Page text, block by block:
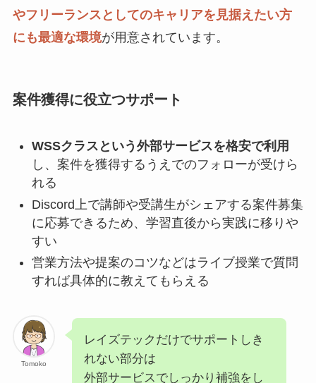
やフリーランスとしてのキャリアを見据えたい方
にも最適な環境が用意されています。
案件獲得に役立つサポート
WSSクラスという外部サービスを格安で利用
し、案件を獲得するうえでのフォローが受けら
れる
Discord上で講師や受講生がシェアする案件募集
に応募できるため、学習直後から実践に移りや
すい
営業方法や提案のコツなどはライブ授業で質問
すれば具体的に教えてもらえる
Tomoko
レイズテックだけでサポートしき
れない部分は
外部サービスでしっかり補強をし